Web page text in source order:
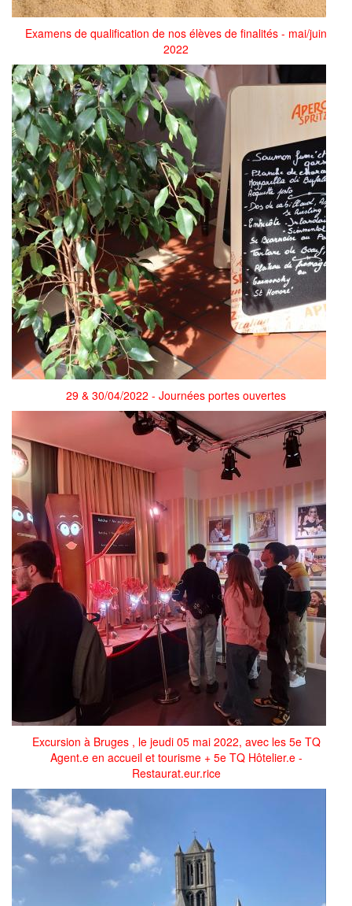
Examens de qualification de nos élèves de finalités - mai/juin
2022
29 & 30/04/2022 - Journées portes ouvertes
1._musee_de_la_frite_2.jpg
Excursion à Bruges , le jeudi 05 mai 2022, avec les 5e TQ
Agent.e en accueil et tourisme + 5e TQ Hôtelier.e -
Restaurat.eur.rice